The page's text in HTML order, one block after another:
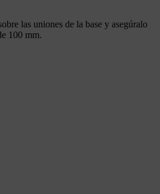
las uniones de la base y asegúralo
100 mm.